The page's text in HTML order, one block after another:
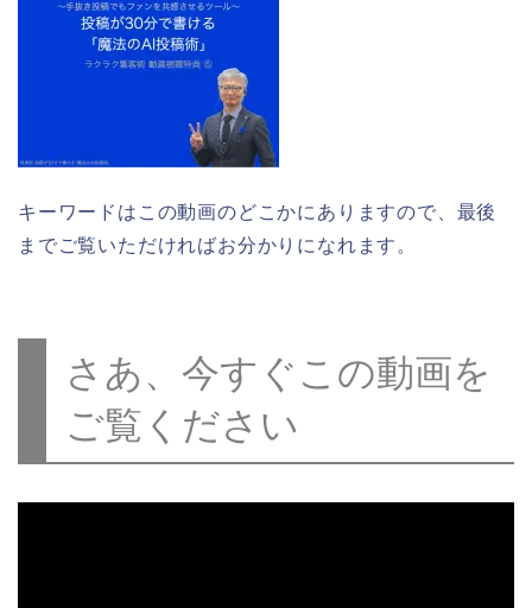
キーワードはこの動画のどこかにありますので、最後
までご覧いただければお分かりになれます。
さあ、今すぐこの動画を
ご覧ください